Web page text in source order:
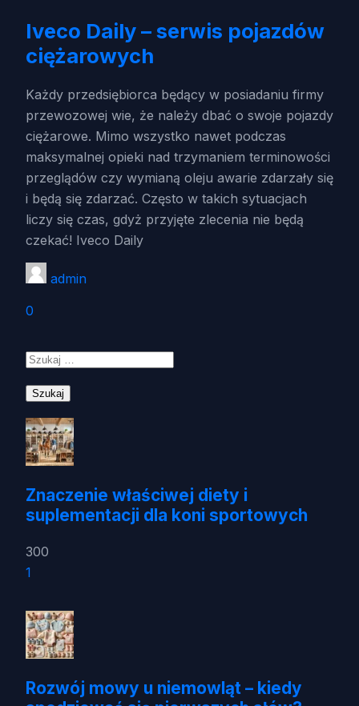
Iveco Daily – serwis pojazdów
ciężarowych
Każdy przedsiębiorca będący w posiadaniu firmy
przewozowej wie, że należy dbać o swoje pojazdy
ciężarowe. Mimo wszystko nawet podczas
maksymalnej opieki nad trzymaniem terminowości
przeglądów czy wymianą oleju awarie zdarzały się
i będą się zdarzać. Często w takich sytuacjach
liczy się czas, gdyż przyjęte zlecenia nie będą
czekać! Iveco Daily
admin
0
Znaczenie właściwej diety i
suplementacji dla koni sportowych
300
1
Rozwój mowy u niemowląt – kiedy